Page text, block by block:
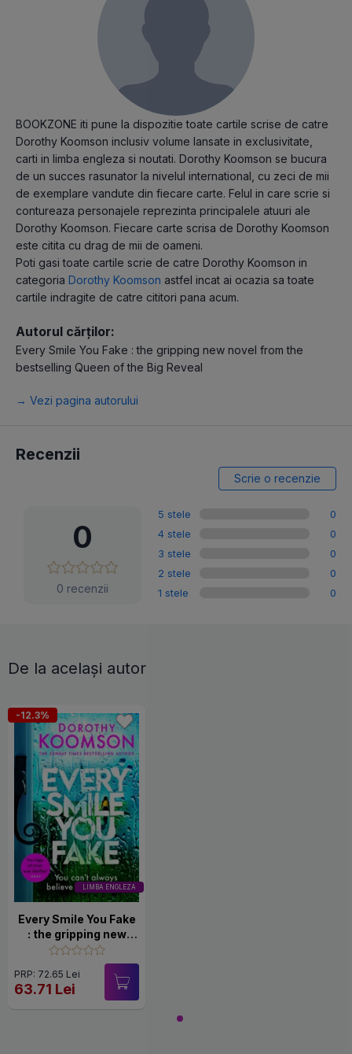
BOOKZONE iti pune la dispozitie toate cartile scrise de catre
Dorothy Koomson inclusiv volume lansate in exclusivitate,
carti in limba engleza si noutati. Dorothy Koomson se bucura
de un succes rasunator la nivelul international, cu zeci de mii
de exemplare vandute din fiecare carte. Felul in care scrie si
contureaza personajele reprezinta principalele atuuri ale
Dorothy Koomson. Fiecare carte scrisa de Dorothy Koomson
este citita cu drag de mii de oameni.
Poti gasi toate cartile scrie de catre Dorothy Koomson in
categoria Dorothy Koomson astfel incat ai ocazia sa toate
cartile indragite de catre cititori pana acum.
Autorul cărților:
Every Smile You Fake : the gripping new novel from the
bestselling Queen of the Big Reveal
→ Vezi pagina autorului
Recenzii
Scrie o recenzie
0
0 recenzii
5 stele
0
4 stele
0
3 stele
0
2 stele
0
1 stele
0
De la același autor
LIMBA ENGLEZA
-12.3%
Every Smile You Fake
: the gripping new
novel from the
bestselling Queen of
the Big Reveal
PRP: 72.65 Lei
63.71 Lei